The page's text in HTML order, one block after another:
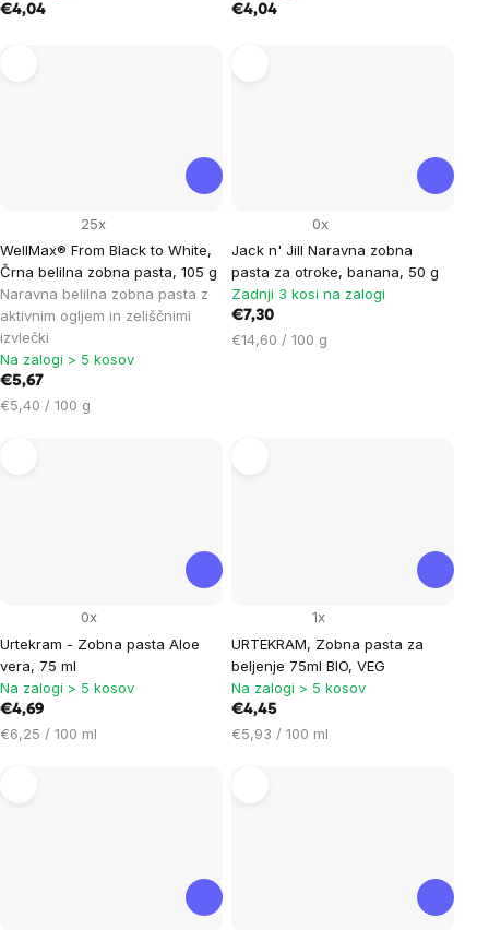
€4,04 €4,04
WellMax® From Black to White,
Črna belilna zobna pasta, 105 g
Naravna belilna zobna pasta z
aktivnim ogljem in zeliščnimi
izvlečki
25x
Na zalogi > 5 kosov
€5,67
Cena
€5,40 / 100 g
Jack n' Jill Naravna zobna
pasta za otroke, banana, 50 g
0x
Zadnji 3 kosi na zalogi
€7,30
Cena
€14,60 / 100 g
Urtekram - Zobna pasta Aloe
vera, 75 ml
0x
Na zalogi > 5 kosov
€4,69
Cena
€6,25 / 100 ml
URTEKRAM, Zobna pasta za
beljenje 75ml BIO, VEG
1x
Na zalogi > 5 kosov
€4,45
Cena
€5,93 / 100 ml